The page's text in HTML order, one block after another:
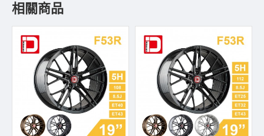
相關商品